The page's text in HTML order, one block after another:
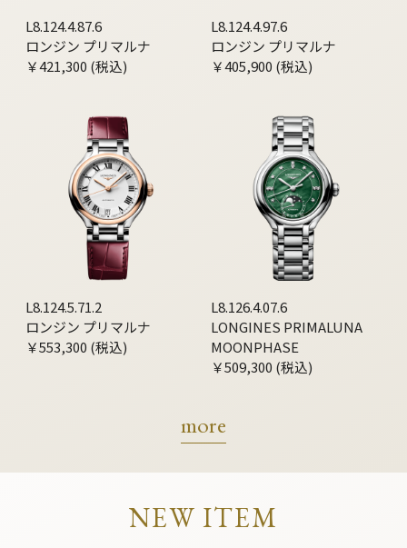
L8.124.4.87.6
ロンジン プリマルナ
￥421,300 (税込)
L8.124.4.97.6
ロンジン プリマルナ
￥405,900 (税込)
L8.124.5.71.2
ロンジン プリマルナ
￥553,300 (税込)
L8.126.4.07.6
LONGINES PRIMALUNA
MOONPHASE
￥509,300 (税込)
more
NEW ITEM